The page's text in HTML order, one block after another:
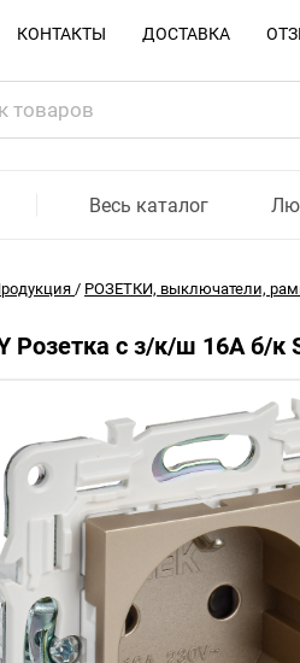
КОНТАКТЫ ДОСТАВКА
Весь каталог
/ РОЗЕТКИ, выключатели,
Розетка с з/к/ш 16А б/к